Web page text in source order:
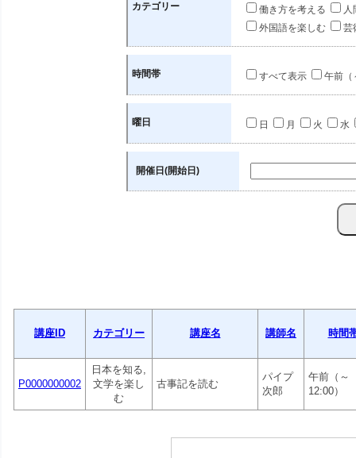
カテゴリー
働き方を考える
人
外国語を楽しむ
芸
時間帯 すべて表示 午前（
曜日 日 月 火 水
開催日(開始日)
講座ID カテゴリー 講座名 講師名 時間
P0000000002
日本を知る,
文学を楽し
む
古事記を読む
パイプ
次郎
午前（～
12:00）